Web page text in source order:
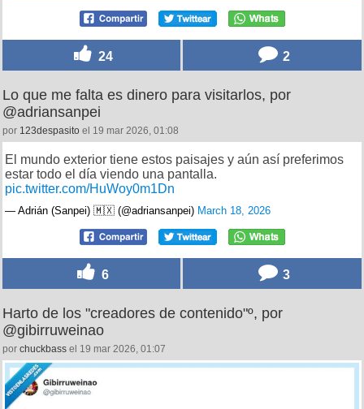
24 2
Lo que me falta es dinero para visitarlos, por
@adriansanpei
por 123despasito el 19 mar 2026, 01:08
El mundo exterior tiene estos paisajes y aún así preferimos
estar todo el día viendo una pantalla.
pic.twitter.com/HuWoy0m1Dn
— Adrián (Sanpei) 🇲🇽 (@adriansanpei) March 18, 2026
6 3
Harto de los "creadores de contenido"º, por
@gibirruweinao
por chuckbass el 19 mar 2026, 01:07